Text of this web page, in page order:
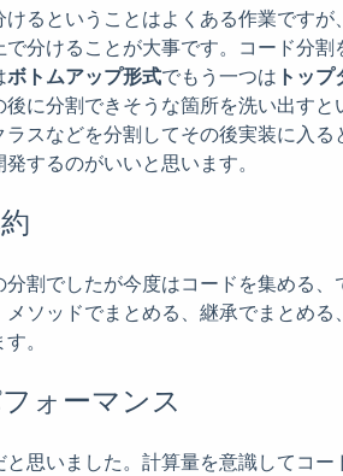
けるということはよくある作業です
分けることが大事です。コード分
ボトムアップ形式でもう一つは トッ
後に分割できそうな箇所を洗い出す
スなどを分割してその後実装に入
するのがいいと思います。
割でしたが今度はコードを集める
メソッドでまとめる、継承でまとめ
。
ォーマンス
思いました。計算量を意識してコ